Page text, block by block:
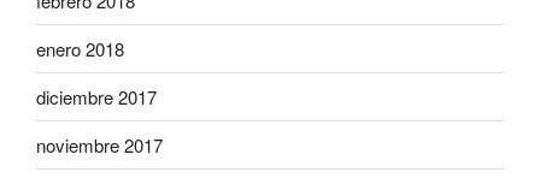
enero 2018
diciembre 2017
noviembre 2017